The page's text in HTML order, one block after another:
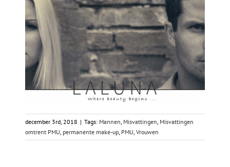
december 3rd, 2018 | Tags: Mannen Misvattingen Misvattingen
omtrent PMU permanente make-up PMU ,Vrouwen